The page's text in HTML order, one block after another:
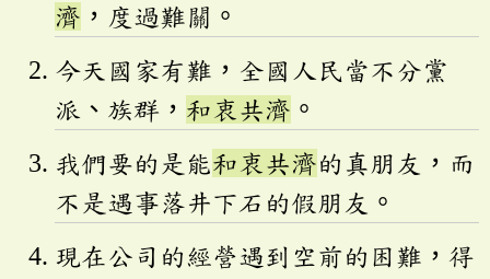
濟 ，度過難關。
今天國家有難，全國人民當不分黨
派、族群， 和衷共濟 。
我們要的是能和衷共濟的真朋友，而
不是遇事落井下石的假朋友。
現在公司的經營遇到空前的困難，得